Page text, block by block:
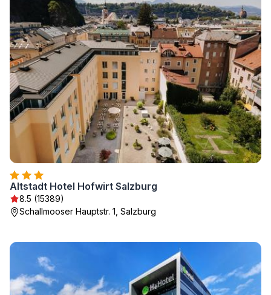
Altstadt Hotel Hofwirt Salzburg
8.5 (15389)
Schallmooser Hauptstr. 1, Salzburg